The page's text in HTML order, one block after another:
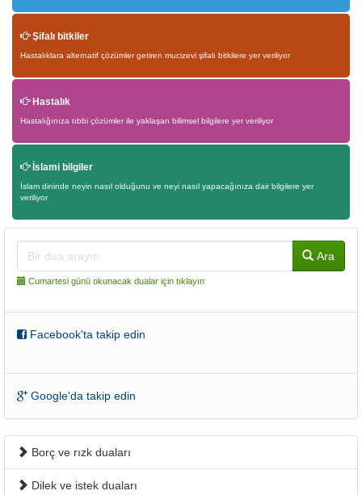
Şifalı bitkiler
Hastalıklara alternatif çözümler getiren mucizevi şifalı bitkilere yer veriliyor
Hastalık
Hastalığınıza tıbbi çözümler ile yaklaşan bilimsel bilgilere yer veriliyor
İslami bilgiler
İslam dininde neyin nasıl olduğunu ve neyi nasıl yapacağınıza dair bilgilere yer
veriliyor
Ara
Cumartesi günü okunacak dualar için tıklayın
Facebook'ta takip edin
Google'da takip edin
Borç ve rızk duaları
Dilek ve istek duaları